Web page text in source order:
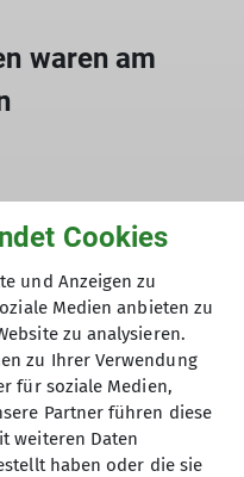
waren am
Cookies
und Anzeigen zu
Medien anbieten zu
zu analysieren.
zu Ihrer Verwendung
für soziale Medien,
Partner führen diese
weiteren Daten
haben oder die sie